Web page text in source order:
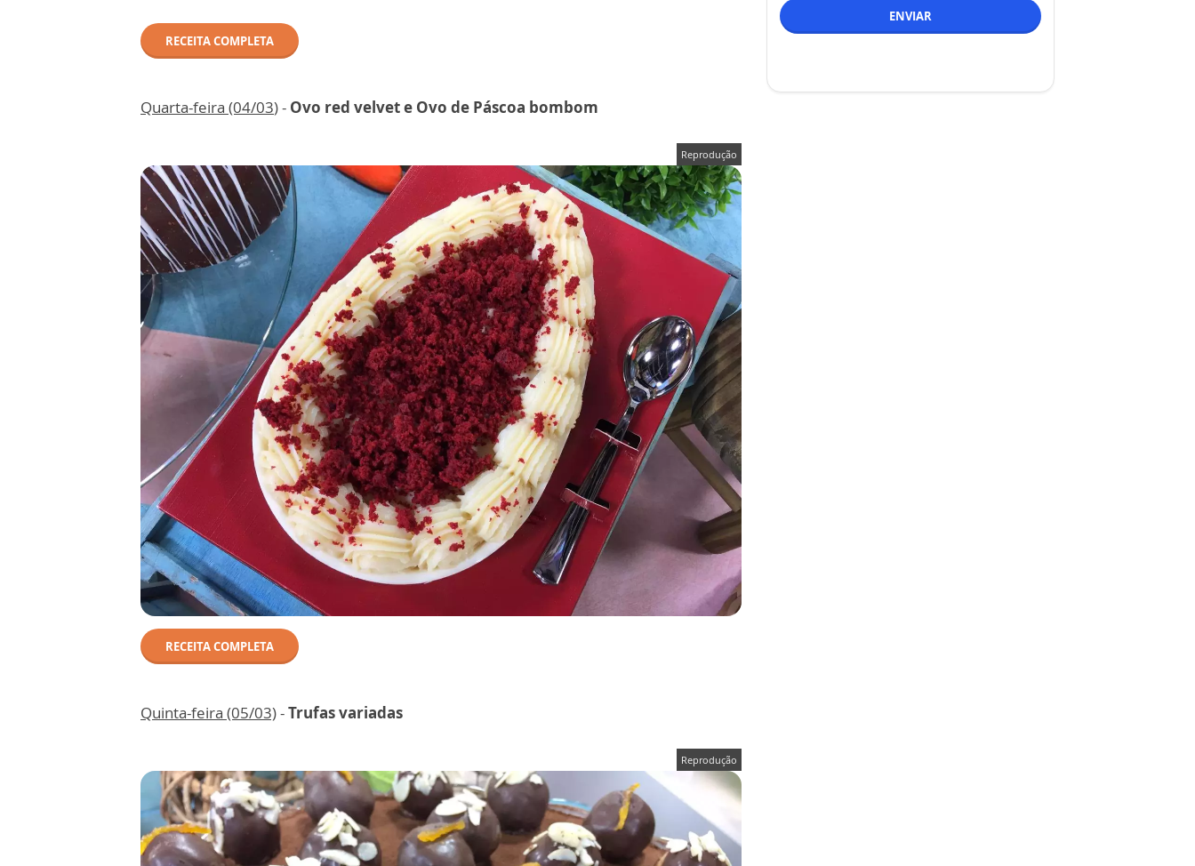
RECEITA COMPLETA
Quarta-feira (04/03) - Ovo red velvet e Ovo de Páscoa bombom
Reprodução
RECEITA COMPLETA
Quinta-feira (05/03)-Trufas variadas
Reprodução
ENVIAR